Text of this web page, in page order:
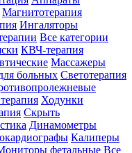
Магнитотерапия
Ингаляторы
Все категории
КВЧ-терапия
Массажеры
больных Светотерапия
Ходунки
Скрыть
Динамометры
Калиперы
фетальные Все